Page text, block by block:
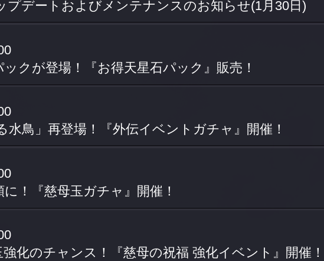
プデートおよびメンテナンスのお知らせ(1月30日)
クが登場！『お得天星石パック』販売！
水鳥」再登場！『外伝イベントガチャ』開催！
！『慈母玉ガチャ』開催！
化のチャンス！『慈母の祝福 強化イベント』開催！